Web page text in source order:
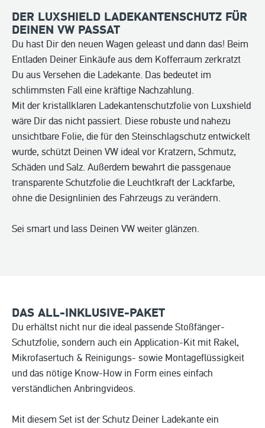
DER LUXSHIELD LADEKANTENSCHUTZ FÜR
DEINEN VW PASSAT
Du hast Dir den neuen Wagen geleast und dann das! Beim
Entladen Deiner Einkäufe aus dem Kofferraum zerkratzt
Du aus Versehen die Ladekante. Das bedeutet im
schlimmsten Fall eine kräftige Nachzahlung.
Mit der kristallklaren Ladekantenschutzfolie von Luxshield
wäre Dir das nicht passiert. Diese robuste und nahezu
unsichtbare Folie, die für den Steinschlagschutz entwickelt
wurde, schützt Deinen VW ideal vor Kratzern, Schmutz,
Schäden und Salz. Außerdem bewahrt die passgenaue
transparente Schutzfolie die Leuchtkraft der Lackfarbe,
ohne die Designlinien des Fahrzeugs zu verändern.
Sei smart und lass Deinen VW weiter glänzen.
DAS ALL-INKLUSIVE-PAKET
Du erhältst nicht nur die ideal passende Stoßfänger-
Schutzfolie, sondern auch ein Application-Kit mit Rakel,
Mikrofasertuch & Reinigungs- sowie Montageflüssigkeit
und das nötige Know-How in Form eines einfach
verständlichen Anbringvideos.
Mit diesem Set ist der Schutz Deiner Ladekante ein